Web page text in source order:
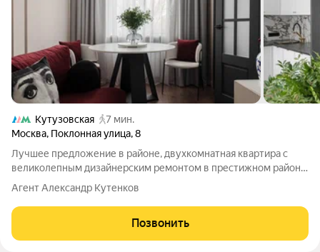
Кутузовская
7 мин.
Москва, Поклонная улица,8
Лучшее предложение в районе, двухкомнатная квартира с
великолепным дизайнерским ремонтом в престижном районе
Дорогомилово, локация Кутузовского проспекта! Всего в 5
минут пешком до метро Кутузовская. Идеальная квартира! В
квартире функциональная
Агент Александр Кутенков
Позвонить